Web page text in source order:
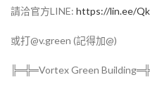
請洽官方LINE: https://lin.ee/
或打@v.green (記得加@)
╠═╬═Vortex Green